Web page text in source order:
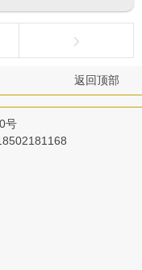
›
返回顶部
号